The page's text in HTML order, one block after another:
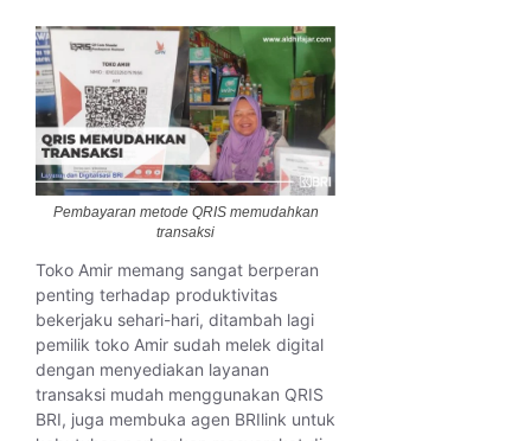
Pembayaran metode QRIS memudahkan
transaksi
Toko Amir memang sangat berperan
penting terhadap produktivitas
bekerjaku sehari-hari, ditambah lagi
pemilik toko Amir sudah melek digital
dengan menyediakan layanan
transaksi mudah menggunakan QRIS
BRI, juga membuka agen BRIlink untuk